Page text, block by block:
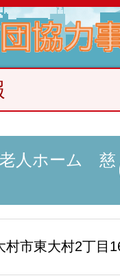
人ホーム 慈
村市東大村2丁目